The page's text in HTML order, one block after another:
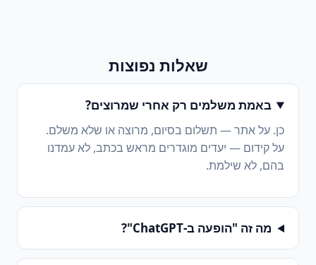
שאלות נפוצות
באמת משלמים רק אחרי שמרוצים?
כן. על אתר — תשלום בסיום, מרוצה או שלא משלם.
על קידום — יעדים מוגדרים מראש בכתב, לא עמדנו
בהם, לא שילמת.
מה זה "הופעה ב-ChatGPT"?